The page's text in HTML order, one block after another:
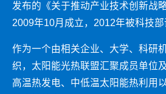
发布的《关于推动产业技术创新战
2009年10月成立，2012年被科技部
作为一个由相关企业、大学、科研
织，太阳能光热联盟汇聚成员单位
高温热发电、中低温太阳能热利用